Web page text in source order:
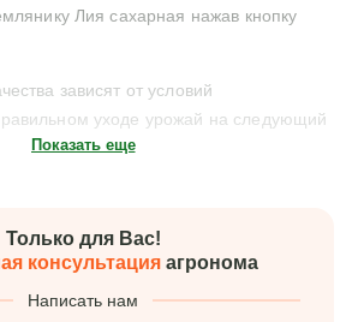
Лия сахарная нажав кнопку
зависят от условий
уходе урожай на следующий
Показать еще
Только для Вас!
консультацияагронома
Написать нам